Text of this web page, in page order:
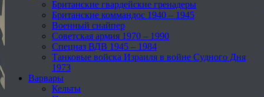
Британские гвардейские гренадеры
Британские коммандос 1940 – 1945
Военный снайпер
Советская армия 1970 – 1990
Спецназ ВДВ 1945 – 1984
Танковые войска Израиля в войне Судного Дня
1973
Варвары
Кельты